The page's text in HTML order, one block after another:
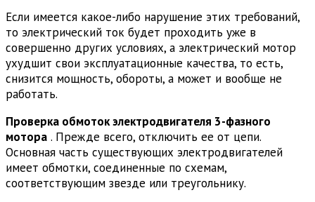
Если имеется какое-либо нарушение этих требований,
то электрический ток будет проходить уже в
совершенно других условиях, а электрический мотор
ухудшит свои эксплуатационные качества, то есть,
снизится мощность, обороты, а может и вообще не
работать.
Проверка обмоток электродвигателя 3-фазного
мотора . Прежде всего, отключить ее от цепи.
Основная часть существующих электродвигателей
имеет обмотки, соединенные по схемам,
соответствующим звезде или треугольнику.